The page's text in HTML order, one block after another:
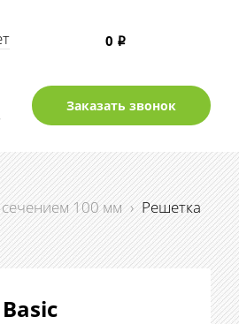
0 i
Заказать звонок
сечением 100 мм › Решетка